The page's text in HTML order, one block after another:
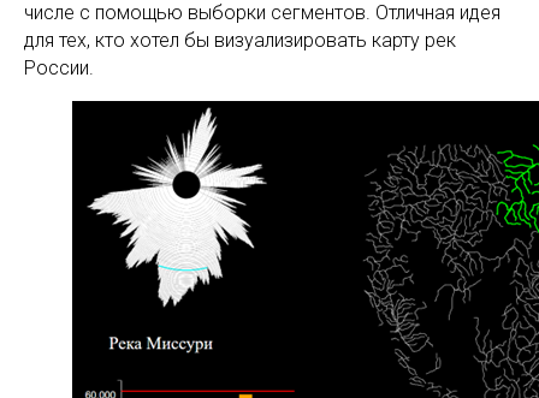
числе с помощью выборки сегментов. Отличная идея
для тех, кто хотел бы визуализировать карту рек
России.